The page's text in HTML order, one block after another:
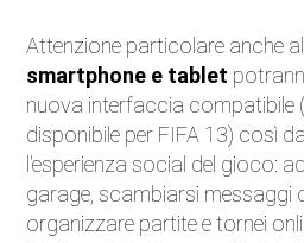
Attenzione particolare anche
smartphone e tablet
nuova interfaccia compatibile
disponibile per FIFA 13) così
l'esperienza social del gioco:
garage, scambiarsi messaggi
organizzare partite e tornei